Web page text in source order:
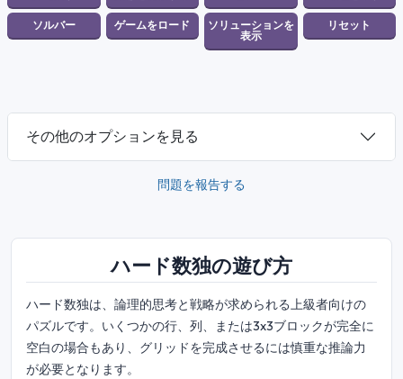
その他のオプションを見る
問題を報告する
ハード数独の遊び方
ハード数独は、論理的思考と戦略が求められる上級者向けの
パズルです。いくつかの行、列、または3x3ブロックが完全に
空白の場合もあり、グリッドを完成させるには慎重な推論力
が必要となります。